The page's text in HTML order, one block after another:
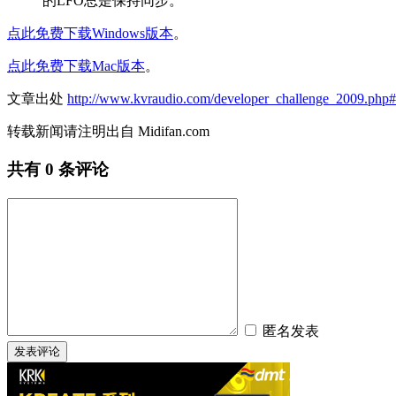
点此免费下载Windows版本。
点此免费下载Mac版本。
文章出处 http://www.kvraudio.com/
转载新闻请注明出自 Midifan.com
共有 0 条评论
匿名发表